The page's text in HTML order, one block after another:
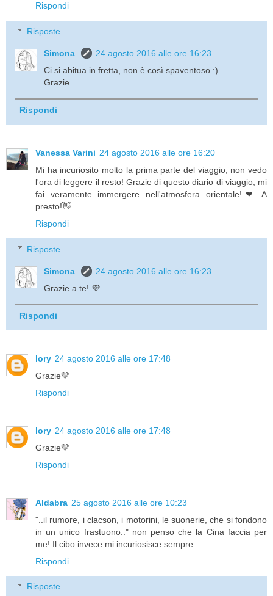
Rispondi
Risposte
Simona
24 agosto 2016 alle ore 16:23
Ci si abitua in fretta, non è così spaventoso :)
Grazie
Rispondi
Vanessa Varini 24 agosto 2016 alle ore 16:20
Mi ha incuriosito molto la prima parte del viaggio, non vedo
l'ora di leggere il resto! Grazie di questo diario di viaggio, mi
fai veramente immergere nell'atmosfera orientale!❤ A
presto!👋
Rispondi
Risposte
Simona
24 agosto 2016 alle ore 16:23
Grazie a te! 💜
Rispondi
lory 24 agosto 2016 alle ore 17:48
Grazie💛
Rispondi
lory 24 agosto 2016 alle ore 17:48
Grazie💛
Rispondi
Aldabra 25 agosto 2016 alle ore 10:23
"..il rumore, i clacson, i motorini, le suonerie, che si fondono
in un unico frastuono.." non penso che la Cina faccia per
me! Il cibo invece mi incuriosisce sempre.
Rispondi
Risposte